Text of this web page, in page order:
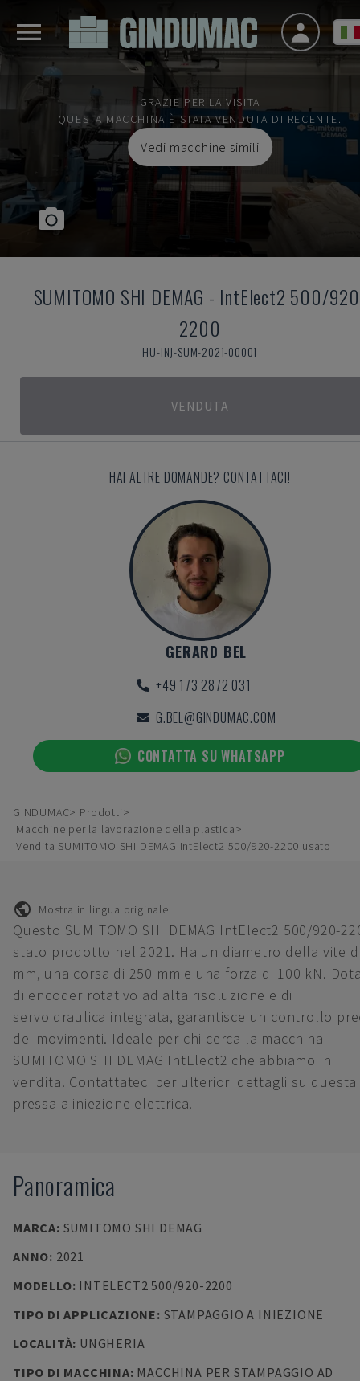
GRAZIE PER LA VISITA
QUESTA MACCHINA È STATA VENDUTA DI RECENTE.
Vedi macchine simili
SUMITOMO SHI DEMAG - IntElect2 500/
2200
HU-INJ-SUM-2021-00001
VENDUTA
HAI ALTRE DOMANDE? CONTATTACI!
GERARD BEL
+49 173 2872 031
G.BEL@GINDUMAC.COM
CONTATTA SU WHATSAPP
GINDUMAC
Prodotti
Macchine per la lavorazione della plastica
Vendita SUMITOMO SHI DEMAG IntElect2 500/920-2200 usato
Mostra in lingua originale
Questo SUMITOMO SHI DEMAG IntElect2 500/920-
stato prodotto nel 2021. Ha un diametro della vite
mm, una corsa di 250 mm e una forza di 100 kN.
di encoder rotativo ad alta risoluzione e di
servoidraulica integrata, garantisce un controllo
dei movimenti. Ideale per chi cerca la macchina
SUMITOMO SHI DEMAG IntElect2 che abbiamo in
vendita. Contattateci per ulteriori dettagli su questa
pressa a iniezione elettrica.
Panoramica
MARCA: SUMITOMO SHI DEMAG
ANNO: 2021
MODELLO: INTELECT2 500/920-2200
TIPO DI APPLICAZIONE: STAMPAGGIO A INIEZIONE
LOCALITÀ: UNGHERIA
TIPO DI MACCHINA: MACCHINA PER STAMPAGGIO AD